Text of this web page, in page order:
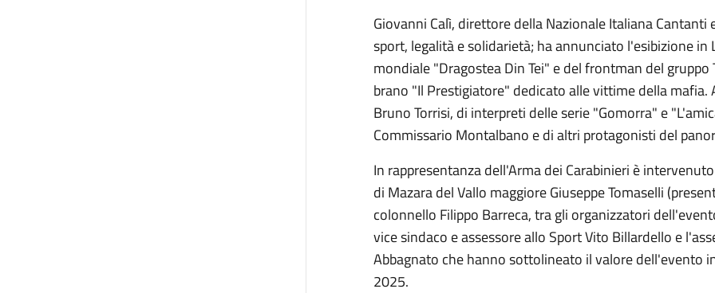
Giovanni Calì, direttore della Nazionale Italiana
sport, legalità e solidarietà; ha annunciato l'esibizione
mondiale "Dragostea Din Tei" e del frontman del
brano "Il Prestigiatore" dedicato alle vittime della
Bruno Torrisi, di interpreti delle serie "Gomorra" e
Commissario Montalbano e di altri protagonisti del
In rappresentanza dell'Arma dei Carabinieri è
di Mazara del Vallo maggiore Giuseppe Tomaselli
colonnello Filippo Barreca, tra gli organizzatori
vice sindaco e assessore allo Sport Vito Billardello e
Abbagnato che hanno sottolineato il valore dell'evento
2025.